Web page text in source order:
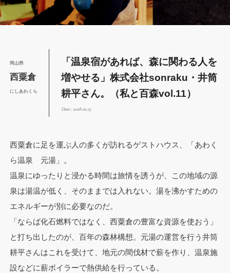
岡山県
西粟倉
にしあわくら
「温泉宿があれば、森に関わる人を
増やせる」株式会社sonraku・井筒
耕平さん。（私と百森vol.11）
Date : 2018.02.13
西粟倉に足を運ぶ人の多くが訪れるゲストハウス、「あわく
ら温泉 元湯」。
温泉にゆったりと浸かる時間は旅情を誘うが、この地域の源
泉は湯温が低く、そのままでは入れない。湯を沸かすための
エネルギーが別に必要なのだ。
「ならば化石燃料ではなく、西粟倉の豊富な資源を使おう」
と打ち出したのが、百年の森林構想。元湯の運営を行う井筒
耕平さんはこれを受けて、地元の間伐材で薪を作り、温泉施
設などに薪ボイラーで熱供給を行っている。